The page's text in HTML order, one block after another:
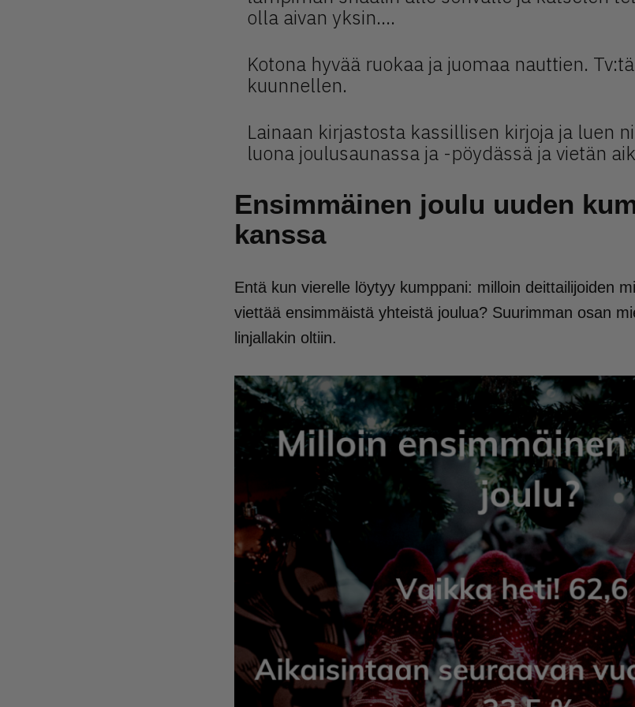
olla aivan yksin….
Kotona hyvää ruokaa ja juomaa nauttien.
kuunnellen.
Lainaan kirjastosta kassillisen kirjoja ja luen
luona joulusaunassa ja -pöydässä ja vietän
Ensimmäinen joulu uuden
kanssa
Entä kun vierelle löytyy kumppani: milloin deittailijoiden
viettää ensimmäistä yhteistä joulua? Suurimman osan
linjallakin oltiin.